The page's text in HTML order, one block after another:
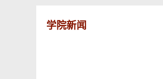
学院新闻